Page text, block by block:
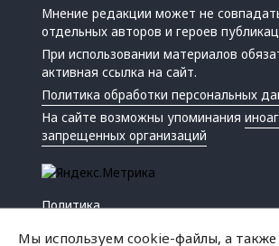
Мнение редакции может не
отдельных авторов и героев
При использовании материалов
активная ссылка на сайт.
Политика обработки персональных
На сайте возможны упоминания
запрещенных организаций
Политика
Мы используем cookie-файлы, а